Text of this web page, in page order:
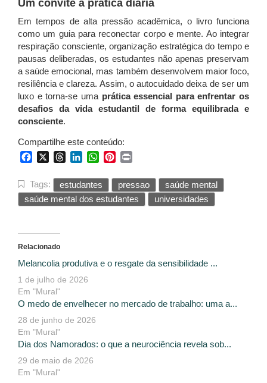
Um convite à prática diária
Em tempos de alta pressão acadêmica, o livro funciona
como um guia para reconectar corpo e mente. Ao integrar
respiração consciente, organização estratégica do tempo e
pausas deliberadas, os estudantes não apenas preservam
a saúde emocional, mas também desenvolvem maior foco,
resiliência e clareza. Assim, o autocuidado deixa de ser um
luxo e torna-se uma prática essencial para enfrentar os
desafios da vida estudantil de forma equilibrada e
consciente.
Compartilhe este conteúdo:
FacebookThreadsLinkedInWhatsApp
Pinterest
Tags: estudantes pressao
saúde mental
saúde mental dos estudantes
universidades
Relacionado
Melancolia produtiva e o resgate da sensibilidade ...
1 de julho de 2026
Em "Mural"
O medo de envelhecer no mercado de trabalho: uma a...
28 de junho de 2026
Em "Mural"
Dia dos Namorados: o que a neurociência revela sob...
29 de maio de 2026
Em "Mural"